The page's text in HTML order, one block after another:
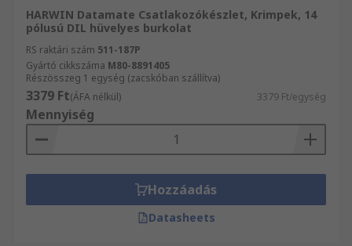
HARWIN Datamate Csatlakozókészlet, Krimpek, 14
pólusú DIL hüvelyes burkolat
RS raktári szám 511-187P
Gyártó cikkszáma M80-8891405
Részösszeg 1 egység (zacskóban szállítva)
3379 Ft(ÁFA nélkül) 3379 Ft/egység
Mennyiség
Hozzáadás
Datasheets